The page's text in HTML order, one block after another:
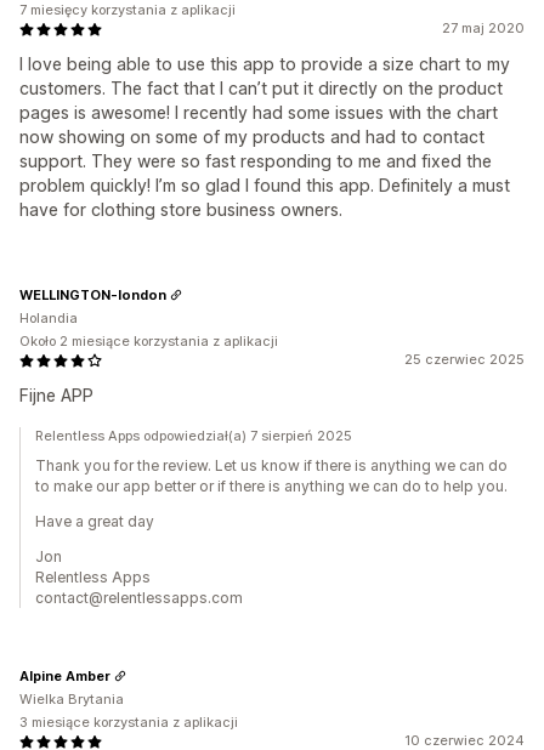
27 maj 2020
I love being able to use this app to provide a size chart to my
customers. The fact that I can’t put it directly on the product
pages is awesome! I recently had some issues with the chart
now showing on some of my products and had to contact
support. They were so fast responding to me and fixed the
problem quickly! I’m so glad I found this app. Definitely a must
have for clothing store business owners.
7 miesięcy korzystania z aplikacji
25 czerwiec 2025
Fijne APP
WELLINGTON-london
Holandia
Około 2 miesiące korzystania z aplikacji
Relentless Apps odpowiedział(a) 7 sierpień 2025
Thank you for the review. Let us know if there is anything we can do
to make our app better or if there is anything we can do to help you.
Have a great day
Jon
Relentless Apps
contact@relentlessapps.com
10 czerwiec 2024
Alpine Amber
Wielka Brytania
3 miesiące korzystania z aplikacji